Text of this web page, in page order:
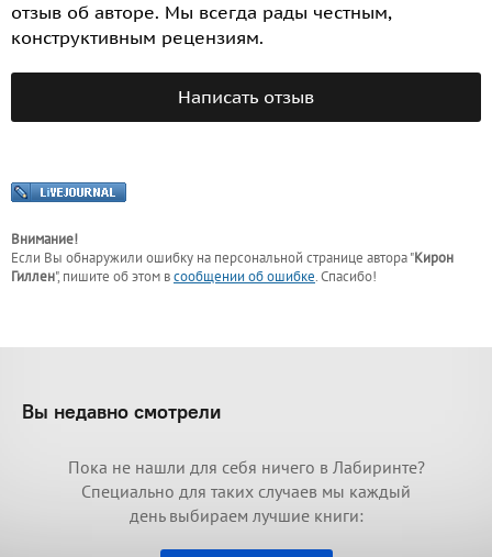
отзыв об авторе. Мы всегда рады честным,
конструктивным рецензиям.
Написать отзыв
Внимание!
Если Вы обнаружили ошибку на персональной странице автора "Кирон
Гиллен", пишите об этом всообщении об ошибке. Спасибо!
Вы недавно смотрели
Пока не нашли для себя ничего в Лабиринте?
Специально для таких случаев мы каждый
день выбираем лучшие книги: